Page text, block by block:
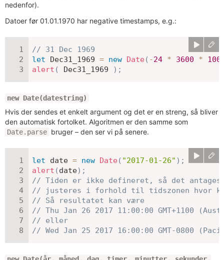
nedenfor).
Datoer før 01.01.1970 har negative timestamps, e.g.:
// 31 Dec 1969
let Dec31_1969 = new Date ( -24 * 3600 *
alert ( Dec31_1969 ) ;
new Date(datestring)
Hvis der sendes et enkelt argument og det er en streng, så bliver
den automatisk fortolket. Algoritmen er den samme som
Date.parse bruger – den ser vi på senere.
let date = new Date ( "2017-01-26" ) ;
alert (date) ;
// Tiden er ikke defineret, så det antages
// justeres i forhold til tidszonen hvor
// Så resultatet kan være
// Thu Jan 26 2017 11:00:00 GMT+1100
// eller
// Wed Jan 25 2017 16:00:00 GMT-0800